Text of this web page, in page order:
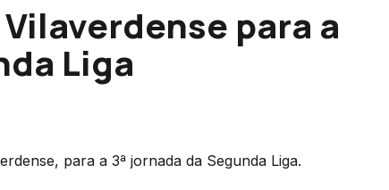
para a
Liga
para a 3ª jornada da Segunda Liga.